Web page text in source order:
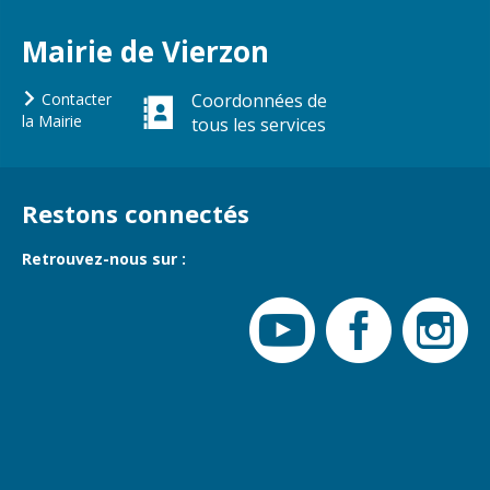
Travaux
Refuge canin
Marchés
Économie et
commerce
Mairie de Vierzon
Contacter
la Mairie
Coordonnées de
tous les services
Restons connectés
Retrouvez-nous sur :